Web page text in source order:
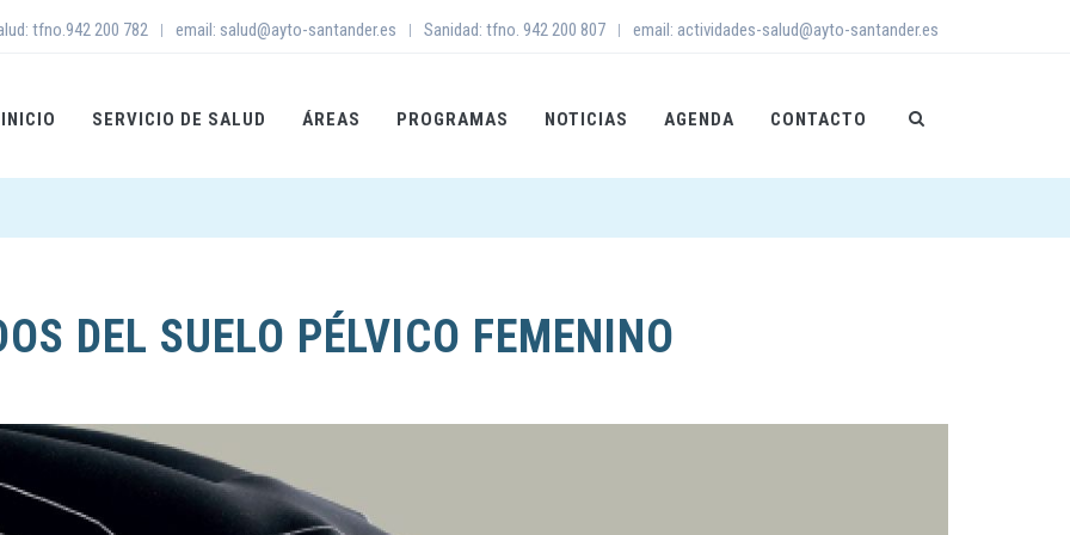
tfno.942 200 782 | email: salud@ayto-santander.es | Sanidad: tfno. 942 200 807 | email: actividades-salud@ayto-santander.es
INICIO SERVICIO DE SALUD ÁREAS PROGRAMAS NOTICIAS AGENDA CONTACTO
DEL SUELO PÉLVICO FEMENINO